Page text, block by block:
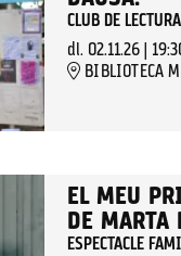
CLUB DE
dl. 02.11.26|
BIBLIOTECA
EL MEU
DE MARTA
ESPECTACLE